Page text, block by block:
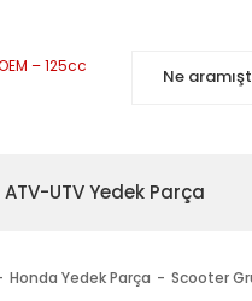
ATV-UTV Yedek Parça
Honda Yedek Parça Scooter